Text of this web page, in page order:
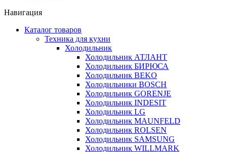
Навигация
Каталог товаров
Техника для кухни
Холодильник
Холодильник АТЛАНТ
Холодильник БИРЮСА
Холодильник BEKO
Холодильники BOSCH
Холодильник GORENJE
Холодильник INDESIT
Холодильник LG
Холодильник MAUNFELD
Холодильник ROLSEN
Холодильник SAMSUNG
Холодильник WILLMARK